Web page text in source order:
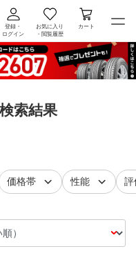
登録・
ログイン
お気に入り
・ 閲覧履歴
カート
索結果
込む
価格帯で絞り込む
性能で絞り込レ
評